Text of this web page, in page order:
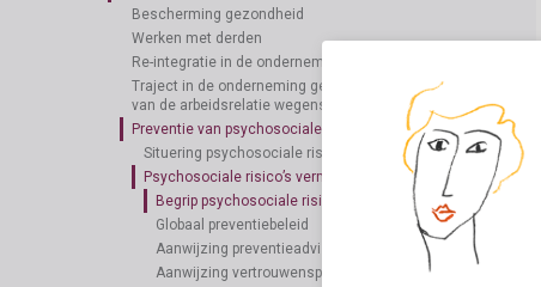
Bescherming gezondheid
Werken met derden
Re-integratie in de onderneming voor langdurig zieken
Traject in de onderneming gericht op een beëindiging
van de arbeidsrelatie wegens medische overmacht
Preventie van psychosociale risico’s
Situering psychosociale risico’s
Psychosociale risico’s vermijden
Begrip psychosociale risico's
Globaal preventiebeleid
Aanwijzing preventieadviseur (verplicht)
Aanwijzing vertrouwenspersoon